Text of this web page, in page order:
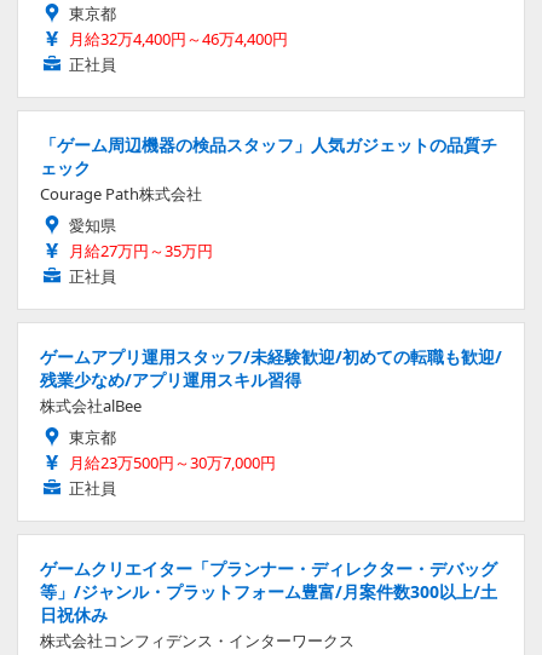
東京都
月給32万4,400円～46万4,400円
正社員
「ゲーム周辺機器の検品スタッフ」人気ガジェットの品質チ
ェック
Courage Path株式会社
愛知県
月給27万円～35万円
正社員
ゲームアプリ運用スタッフ/未経験歓迎/初めての転職も歓迎/
残業少なめ/アプリ運用スキル習得
株式会社alBee
東京都
月給23万500円～30万7,000円
正社員
ゲームクリエイター「プランナー・ディレクター・デバッグ
等」/ジャンル・プラットフォーム豊富/月案件数300以上/土
日祝休み
株式会社コンフィデンス・インターワークス